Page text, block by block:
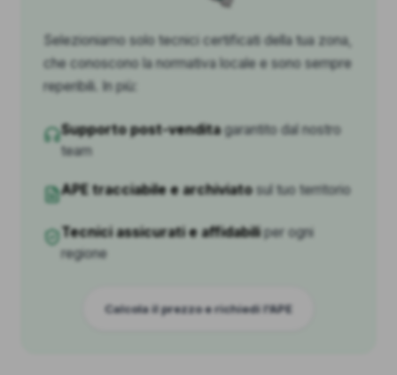
Selezioniamo solo tecnici certificati della tua zona,
che conoscono la normativa locale e sono sempre
reperibili. In più:
Supporto post-venditagarantito dal nostro
team
APE tracciabile e archiviatosul tuo territorio
Tecnici assicurati e affidabiliper ogni
regione
Calcola il prezzo e richiedi l'APE